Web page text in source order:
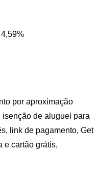
por aproximação
de aluguel para
link de pagamento, Get
e cartão grátis,